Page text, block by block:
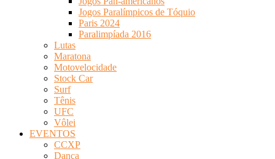
Jogos Paralímpicos de Tóquio
Paris 2024
Paralimpíada 2016
Lutas
Maratona
Motovelocidade
Stock Car
Surf
Tênis
UFC
Vôlei
EVENTOS
CCXP
Dança